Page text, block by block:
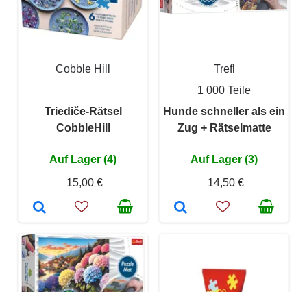
Cobble Hill
Triediče-Rätsel
CobbleHill
Auf Lager (4)
15,00 €
Trefl
1 000 Teile
Hunde schneller als ein
Zug + Rätselmatte
Auf Lager (3)
14,50 €